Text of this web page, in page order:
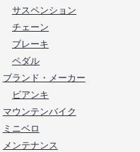
サスペンション
チェーン
ブレーキ
ペダル
ブランド・メーカー
ビアンキ
マウンテンバイク
ミニベロ
メンテナンス